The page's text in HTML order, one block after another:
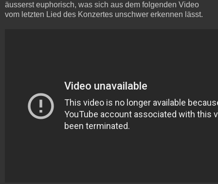
äusserst euphorisch, was sich aus dem folgenden Video
vom letzten Lied des Konzertes unschwer erkennen lässt.